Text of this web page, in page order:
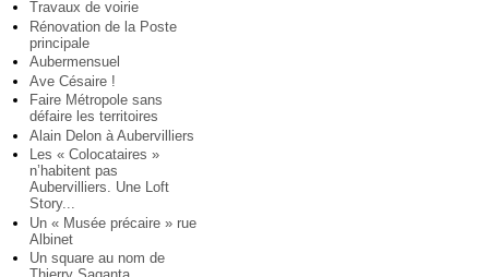
Travaux de voirie
Rénovation de la Poste
principale
Aubermensuel
Ave Césaire !
Faire Métropole sans
défaire les territoires
Alain Delon à Aubervilliers
Les « Colocataires »
n’habitent pas
Aubervilliers. Une Loft
Story...
Un « Musée précaire » rue
Albinet
Un square au nom de